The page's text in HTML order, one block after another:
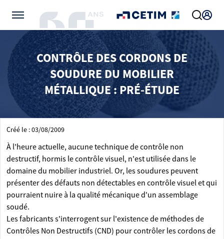
CONTRÔLE DES CORDONS DE
SOUDURE DU MOBILIER
MÉTALLIQUE : PRÉ-ÉTUDE
Créé le : 03/08/2009
À l'heure actuelle, aucune technique de contrôle non
destructif, hormis le contrôle visuel, n'est utilisée dans le
domaine du mobilier industriel. Or, les soudures peuvent
présenter des défauts non détectables en contrôle visuel et qui
pourraient nuire à la qualité mécanique d'un assemblage
soudé.
Les fabricants s'interrogent sur l'existence de méthodes de
Contrôles Non Destructifs (CND) pour contrôler les cordons de